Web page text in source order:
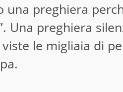
una preghiera
Una preghiera
le migliaia di